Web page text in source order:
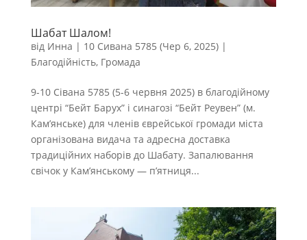
Шабат Шалом!
від Инна | 10 Сивана 5785 (Чер 6, 2025)|
Благодійність, Громада
9-10 Сівана 5785 (5-6 червня 2025) в благодійному
центрі “Бейт Барух” і синагозі “Бейт Реувен” (м.
Кам’янське) для членів єврейської громади міста
організована видача та адресна доставка
традиційних наборів до Шабату. Запалювання
свічок у Кам’янському — п’ятниця...